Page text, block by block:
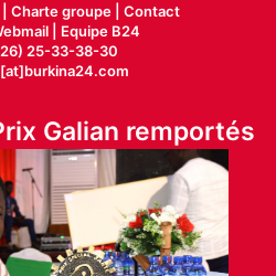
Charte groupe | Contact
|
Equipe B24
25-33-38-30
Galian remportés